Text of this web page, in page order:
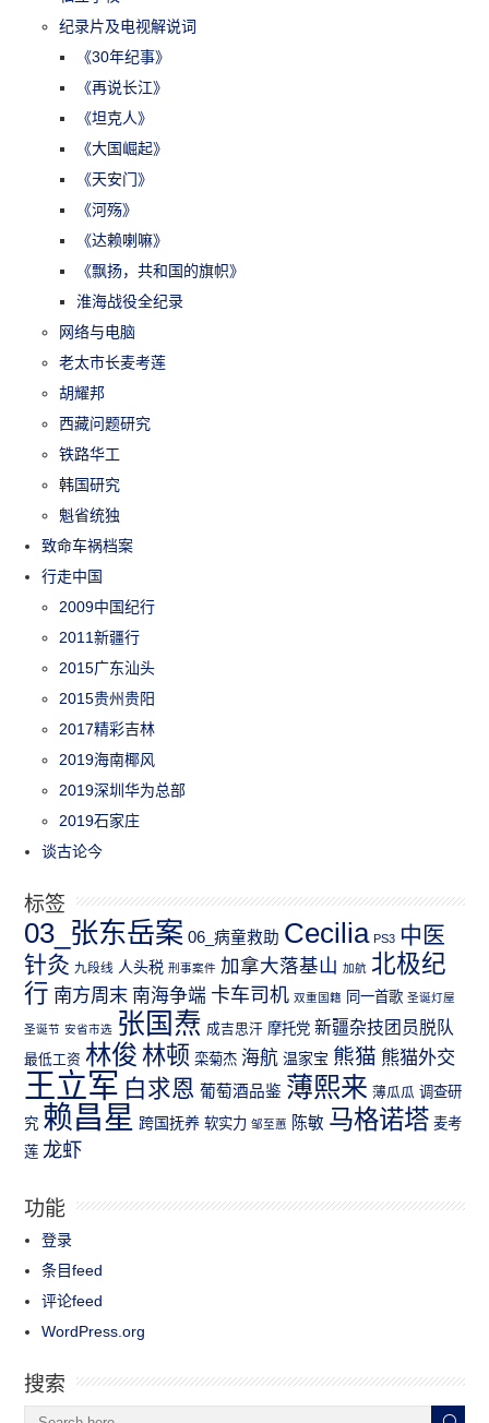
纪录片及电视解说词
《30年纪事》
《再说长江》
《坦克人》
《大国崛起》
《天安门》
《河殇》
《达赖喇嘛》
《飘扬，共和国的旗帜》
淮海战役全纪录
网络与电脑
老太市长麦考莲
胡耀邦
西藏问题研究
铁路华工
韩国研究
魁省统独
致命车祸档案
行走中国
2009中国纪行
2011新疆行
2015广东汕头
2015贵州贵阳
2017精彩吉林
2019海南椰风
2019深圳华为总部
2019石家庄
谈古论今
标签
03_张东岳案 06_病童救助 Cecilia PS3 中医
针灸 九段线 人头税 刑事案件 加拿大落基山 加航 北极纪
行 南方周末 南海争端 卡车司机 双重国籍 同一首歌 圣诞灯屋
圣诞节 安省市选 张国焘 成吉思汗 摩托党 新疆杂技团员脱队
最低工资 林俊 林顿 栾菊杰 海航 温家宝 熊猫 熊猫外交
王立军 白求恩 葡萄酒品鉴 薄熙来 薄瓜瓜 调查研
究 赖昌星 跨国抚养 软实力 邹至蕙 陈敏 马格诺塔 麦考
莲 龙虾
功能
登录
条目feed
评论feed
WordPress.org
搜索